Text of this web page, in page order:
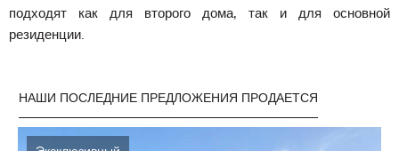
подходят как для второго дома, так и для основной
резиденции.
НАШИ ПОСЛЕДНИЕ ПРЕДЛОЖЕНИЯ ПРОДАЕТСЯ